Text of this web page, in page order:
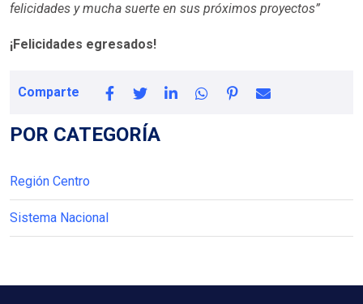
felicidades y mucha suerte en sus próximos proyectos”
¡Felicidades egresados!
Comparte
POR CATEGORÍA
Región Centro
Sistema Nacional